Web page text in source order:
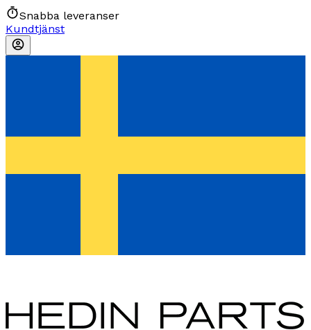
Snabba leveranser
Kundtjänst